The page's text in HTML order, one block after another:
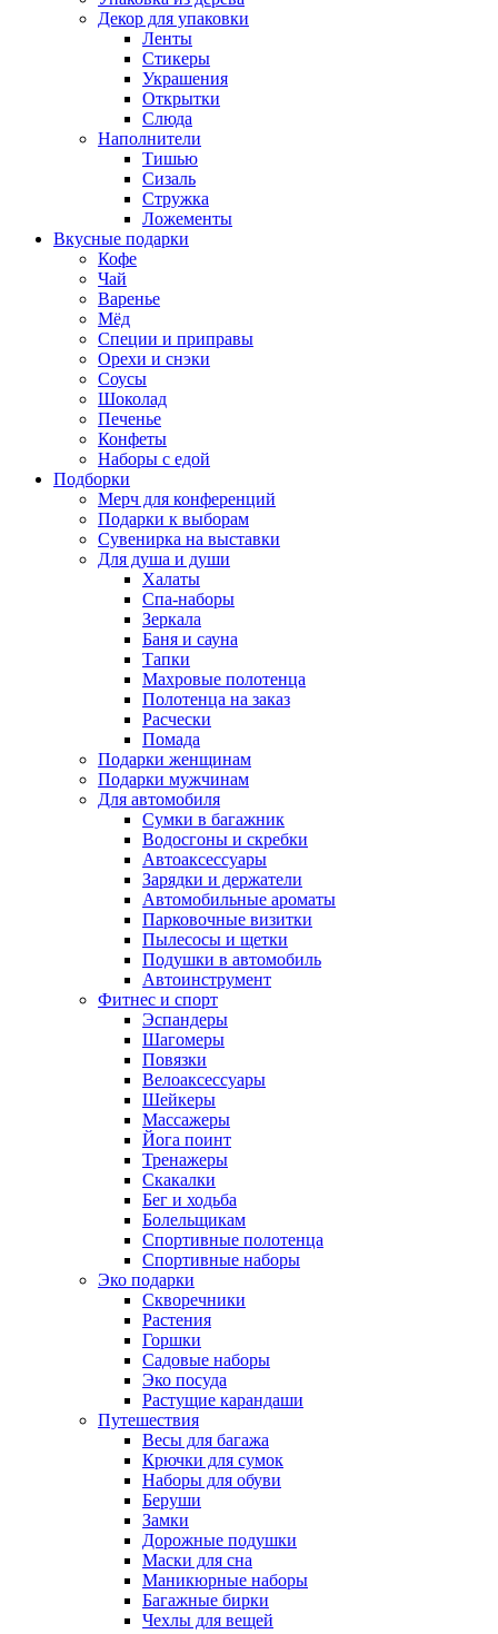
Декор для упаковки
Ленты
Стикеры
Украшения
Открытки
Слюда
Наполнители
Тишью
Сизаль
Стружка
Ложементы
Вкусные подарки
Кофе
Чай
Варенье
Мёд
Специи и приправы
Орехи и снэки
Соусы
Шоколад
Печенье
Конфеты
Наборы с едой
Подборки
Мерч для конференций
Подарки к выборам
Сувенирка на выставки
Для душа и души
Халаты
Спа-наборы
Зеркала
Баня и сауна
Тапки
Махровые полотенца
Полотенца на заказ
Расчески
Помада
Подарки женщинам
Подарки мужчинам
Для автомобиля
Сумки в багажник
Водосгоны и скребки
Автоаксессуары
Зарядки и держатели
Автомобильные ароматы
Парковочные визитки
Пылесосы и щетки
Подушки в автомобиль
Автоинструмент
Фитнес и спорт
Эспандеры
Шагомеры
Повязки
Велоаксессуары
Шейкеры
Массажеры
Йога поинт
Тренажеры
Скакалки
Бег и ходьба
Болельщикам
Спортивные полотенца
Спортивные наборы
Эко подарки
Скворечники
Растения
Горшки
Садовые наборы
Эко посуда
Растущие карандаши
Путешествия
Весы для багажа
Крючки для сумок
Наборы для обуви
Беруши
Замки
Дорожные подушки
Маски для сна
Маникюрные наборы
Багажные бирки
Чехлы для вещей